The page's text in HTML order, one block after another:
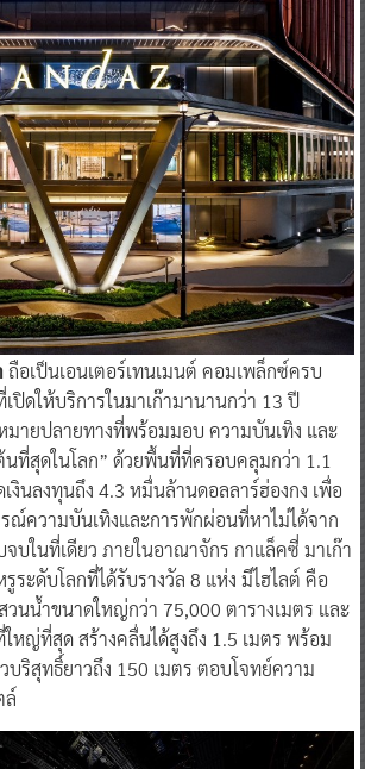
ถือเป็นเอนเตอร์เทนเมนต์ คอมเพล็กซ์ครบ
ปิดให้บริการในมาเก๊ามานานกว่า 13 ปี
มายปลายทางที่พร้อมมอบ ความบันเทิง และ
ที่สุดในโลก” ด้วยพื้นที่ที่ครอบคลุมกว่า 1.1
เงินลงทุนถึง 4.3 หมื่นล้านดอลลาร์ฮ่องกง เพื่อ
ณ์ความบันเทิงและการพักผ่อนที่หาไม่ได้จาก
จบในที่เดียว ภายในอาณาจักร กาแล็คซี่ มาเก๊า
ระดับโลกที่ได้รับรางวัล 8 แห่ง มีไฮไลต์ คือ
วนน้ำขนาดใหญ่กว่า 75,000 ตารางเมตร และ
หญ่ที่สุด สร้างคลื่นได้สูงถึง 1.5 เมตร พร้อม
บริสุทธิ์ยาวถึง 150 เมตร ตอบโจทย์ความ